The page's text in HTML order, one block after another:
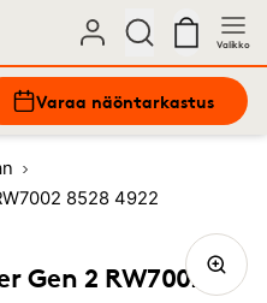
Valikko
Varaa näöntarkastus
8528 4922
Gen 2 RW7002